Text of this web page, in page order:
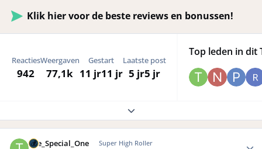
Klik hier voor de beste reviews en bonussen!
Reacties
942
Weergaven
77,1k
Gestart
11 jr11 jr
Laatste post
5 jr5 jr
Top leden in dit
Expand topic overview
The_Special_One Super High Roller